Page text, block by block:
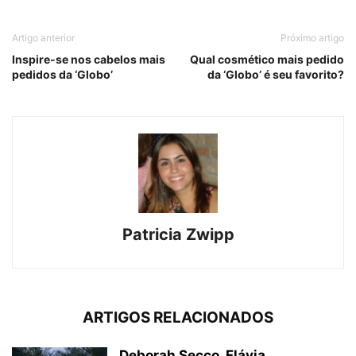
Artigo anterior
Inspire-se nos cabelos mais
pedidos da ‘Globo’
Próximo artigo
Qual cosmético mais pedido
da ‘Globo’ é seu favorito?
Patricia Zwipp
ARTIGOS RELACIONADOS